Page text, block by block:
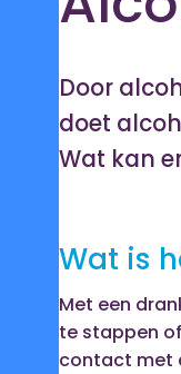
Door
doet
Wat kan
Wat is
Met een
te stappen
contact met